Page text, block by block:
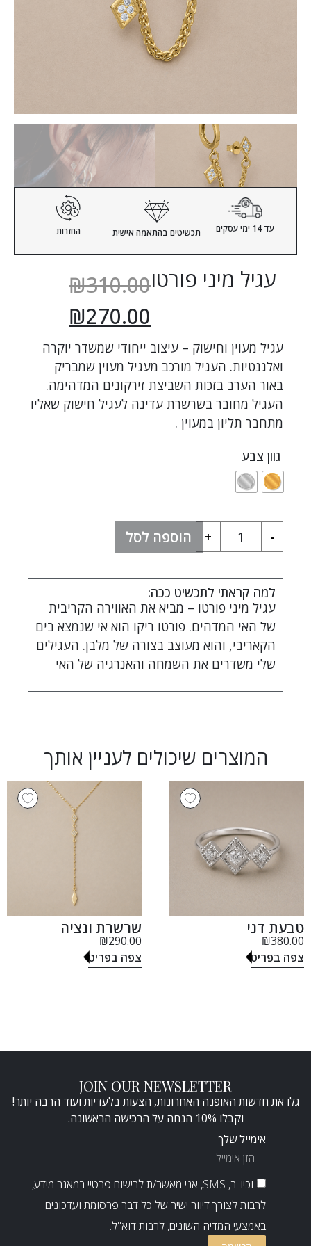
עד 14 ימי עסקים תכשיטים בהתאמה אישית החזרות
עגיל מיני פורטו ₪310.00
₪270.00
עגיל מעוין וחישוק – עיצוב ייחודי שמשדר יוקרה
ואלגנטיות. העגיל מורכב מעגיל מעוין שמבריק
באור הערב בזכות השביצת זירקונים המדהימה.
העגיל מחובר בשרשרת עדינה לעגיל חישוק שאליו
מתחבר תליון במעוין .
גוון צבע
-
+ הוספה לסל
למה קראתי לתכשיט ככה:
עגיל מיני פורטו – מביא את האווירה הקריבית
של האי המדהים. פורטו ריקו הוא אי שנמצא בים
הקאריבי, והוא מעוצב בצורה של מלבן. העגילים
שלי משדרים את השמחה והאנרגיה של האי
המוצרים שיכולים לעניין אותך
טבעת דני
₪380.00
צפה בפריט
שרשרת ונציה
₪290.00
צפה בפריט
JOIN OUR NEWSLETTER
גלו את חדשות האופנה האחרונות, הצעות בלעדיות ועוד הרבה יותר!
וקבלו 10% הנחה על הרכישה הראשונה.
אימייל שלך
וכיו"ב, SMS, אני מאשר/ת לרישום פרטיי במאגר מידע,
לרבות לצורך דיוור ישיר של כל דבר פרסומת ועדכונים
באמצעי המדיה השונים, לרבות דוא"ל.